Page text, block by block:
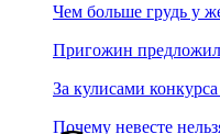
Чем больше грудь у
Пригожин предложил
За кулисами
Почему невесте